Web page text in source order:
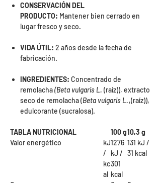
CONSERVACIÓN DEL
PRODUCTO: Mantener bien cerrado en
lugar fresco y seco.
VIDA ÚTIL: 2 años desde la fecha de
fabricación.
INGREDIENTES: Concentrado de
remolacha(Beta vulgaris L. (raíz)), extracto
seco de remolacha (Beta vulgaris L.,(raíz)),
edulcorante (sucralosa).
TABLA NUTRICIONAL 100 g10,3 g
Valor energético
kJ
/
kc
al
1276
kJ /
301
kcal
131 kJ /
31 kcal